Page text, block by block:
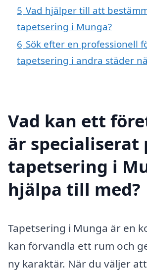
5 Vad hjälper till att
tapetsering i Munga?
6 Sök efter en professionell
tapetsering i andra städer
Vad kan ett
är specialiserat
tapetsering i
hjälpa till med?
Tapetsering i Munga är en
kan förvandla ett rum och
ny karaktär. När du väljer